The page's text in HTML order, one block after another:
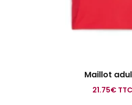
Maillot
21.75€ TTC